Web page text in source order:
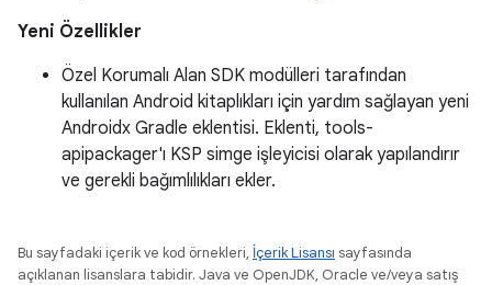
Yeni Özellikler
Özel Korumalı Alan SDK modülleri tarafından
kullanılan Android kitaplıkları için yardım sağlayan yeni
Androidx Gradle eklentisi. Eklenti, tools-
apipackager'ı KSP simge işleyicisi olarak yapılandırır
ve gerekli bağımlılıkları ekler.
Bu sayfadaki içerik ve kod örnekleri, İçerik Lisansı sayfasında
açıklanan lisanslara tabidir. Java ve OpenJDK, Oracle ve/veya satış